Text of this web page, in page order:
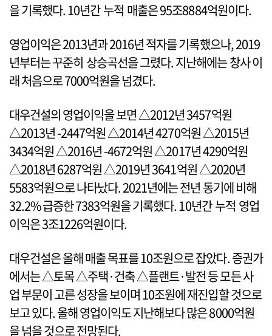
을 기록했다. 10년간 누적 매출은 95조8884억원이다.
영업이익은 2013년과 2016년 적자를 기록했으나, 2019
년부터는 꾸준히 상승곡선을 그렸다. 지난해에는 창사 이
래 처음으로 7000억원을 넘겼다.
대우건설의 영업이익을 보면 △2012년 3457억원
△2013년 -2447억원 △2014년 4270억원 △2015년
3434억원 △2016년 -4672억원 △2017년 4290억원
△2018년 6287억원 △2019년 3641억원 △2020년
5583억원으로 나타났다. 2021년에는 전년 동기에 비해
32.2% 급증한 7383억원을 기록했다. 10년간 누적 영업
이익은 3조1226억원이다.
대우건설은 올해 매출 목표를 10조원으로 잡았다. 증권가
에서는 △토목 △주택·건축 △플랜트·발전 등 모든 사
업 부문이 고른 성장을 보이며 10조원에 재진입할 것으로
보고 있다. 올해 영업이익도 지난해보다 많은 8000억원
을 넘을 것으로 전망된다.